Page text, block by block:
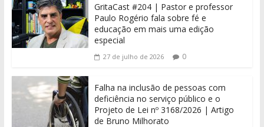
GritaCast #204 | Pastor e professor
Paulo Rogério fala sobre fé e
educação em mais uma edição
especial
27 de julho de 2026 0
Falha na inclusão de pessoas com
deficiência no serviço público e o
Projeto de Lei nº 3168/2026 | Artigo
de Bruno Milhorato